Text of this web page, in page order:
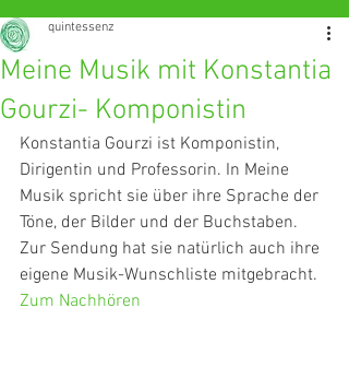
Meine Musik mit Konstantia
Gourzi- Komponistin
quintessenz
Konstantia Gourzi ist Komponistin,
Dirigentin und Professorin. In Meine
Musik spricht sie über ihre Sprache der
Töne, der Bilder und der Buchstaben.
Zur Sendung hat sie natürlich auch ihre
eigene Musik-Wunschliste mitgebracht.
Zum Nachhören